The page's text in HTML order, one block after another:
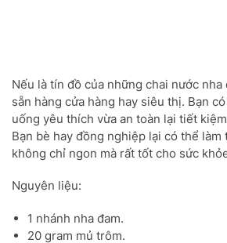
Nếu là tín đồ của những chai nước nha
sẵn hàng cửa hàng hay siêu thị. Bạn
uống yêu thích vừa an toàn lại tiết
Bạn bè hay đồng nghiệp lại có thể
không chỉ ngon mà rất tốt cho sức
Nguyên liệu:
1 nhánh nha đam.
20 gram mủ trôm.